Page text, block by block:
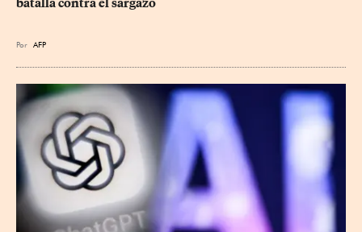
batalla contra el sargazo
Por AFP